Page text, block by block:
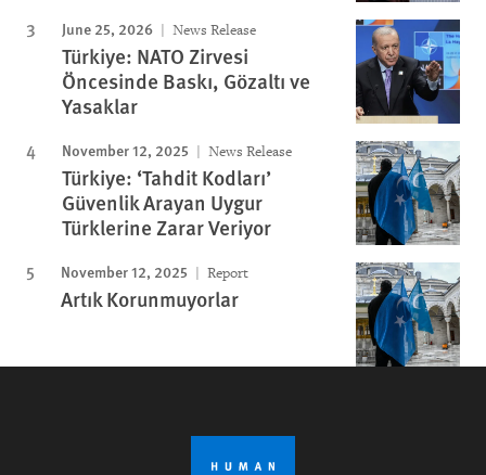
June 25, 2026 News Release
Türkiye: NATO Zirvesi
Öncesinde Baskı, Gözaltı ve
Yasaklar
November 12, 2025 News Release
Türkiye: ‘Tahdit Kodları’
Güvenlik Arayan Uygur
Türklerine Zarar Veriyor
November 12, 2025 Report
Artık Korunmuyorlar